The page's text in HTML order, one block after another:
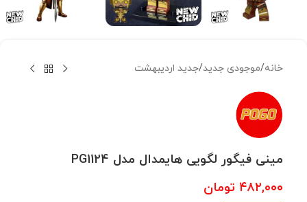
خانه/موجودی جدید/جدید اردیبهشت
مینی فیگور لگویی هایمدال مدل PG1124
۴۸۲,۰۰۰ تومان